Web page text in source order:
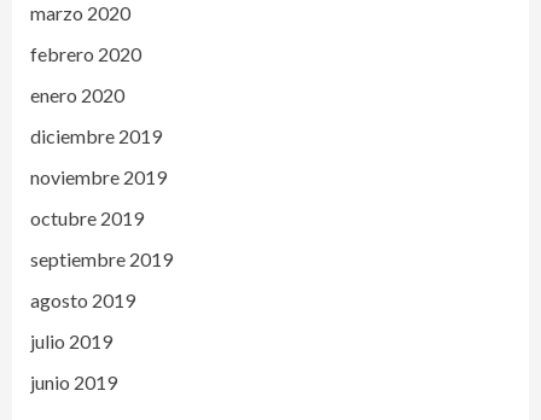
marzo 2020
febrero 2020
enero 2020
diciembre 2019
noviembre 2019
octubre 2019
septiembre 2019
agosto 2019
julio 2019
junio 2019